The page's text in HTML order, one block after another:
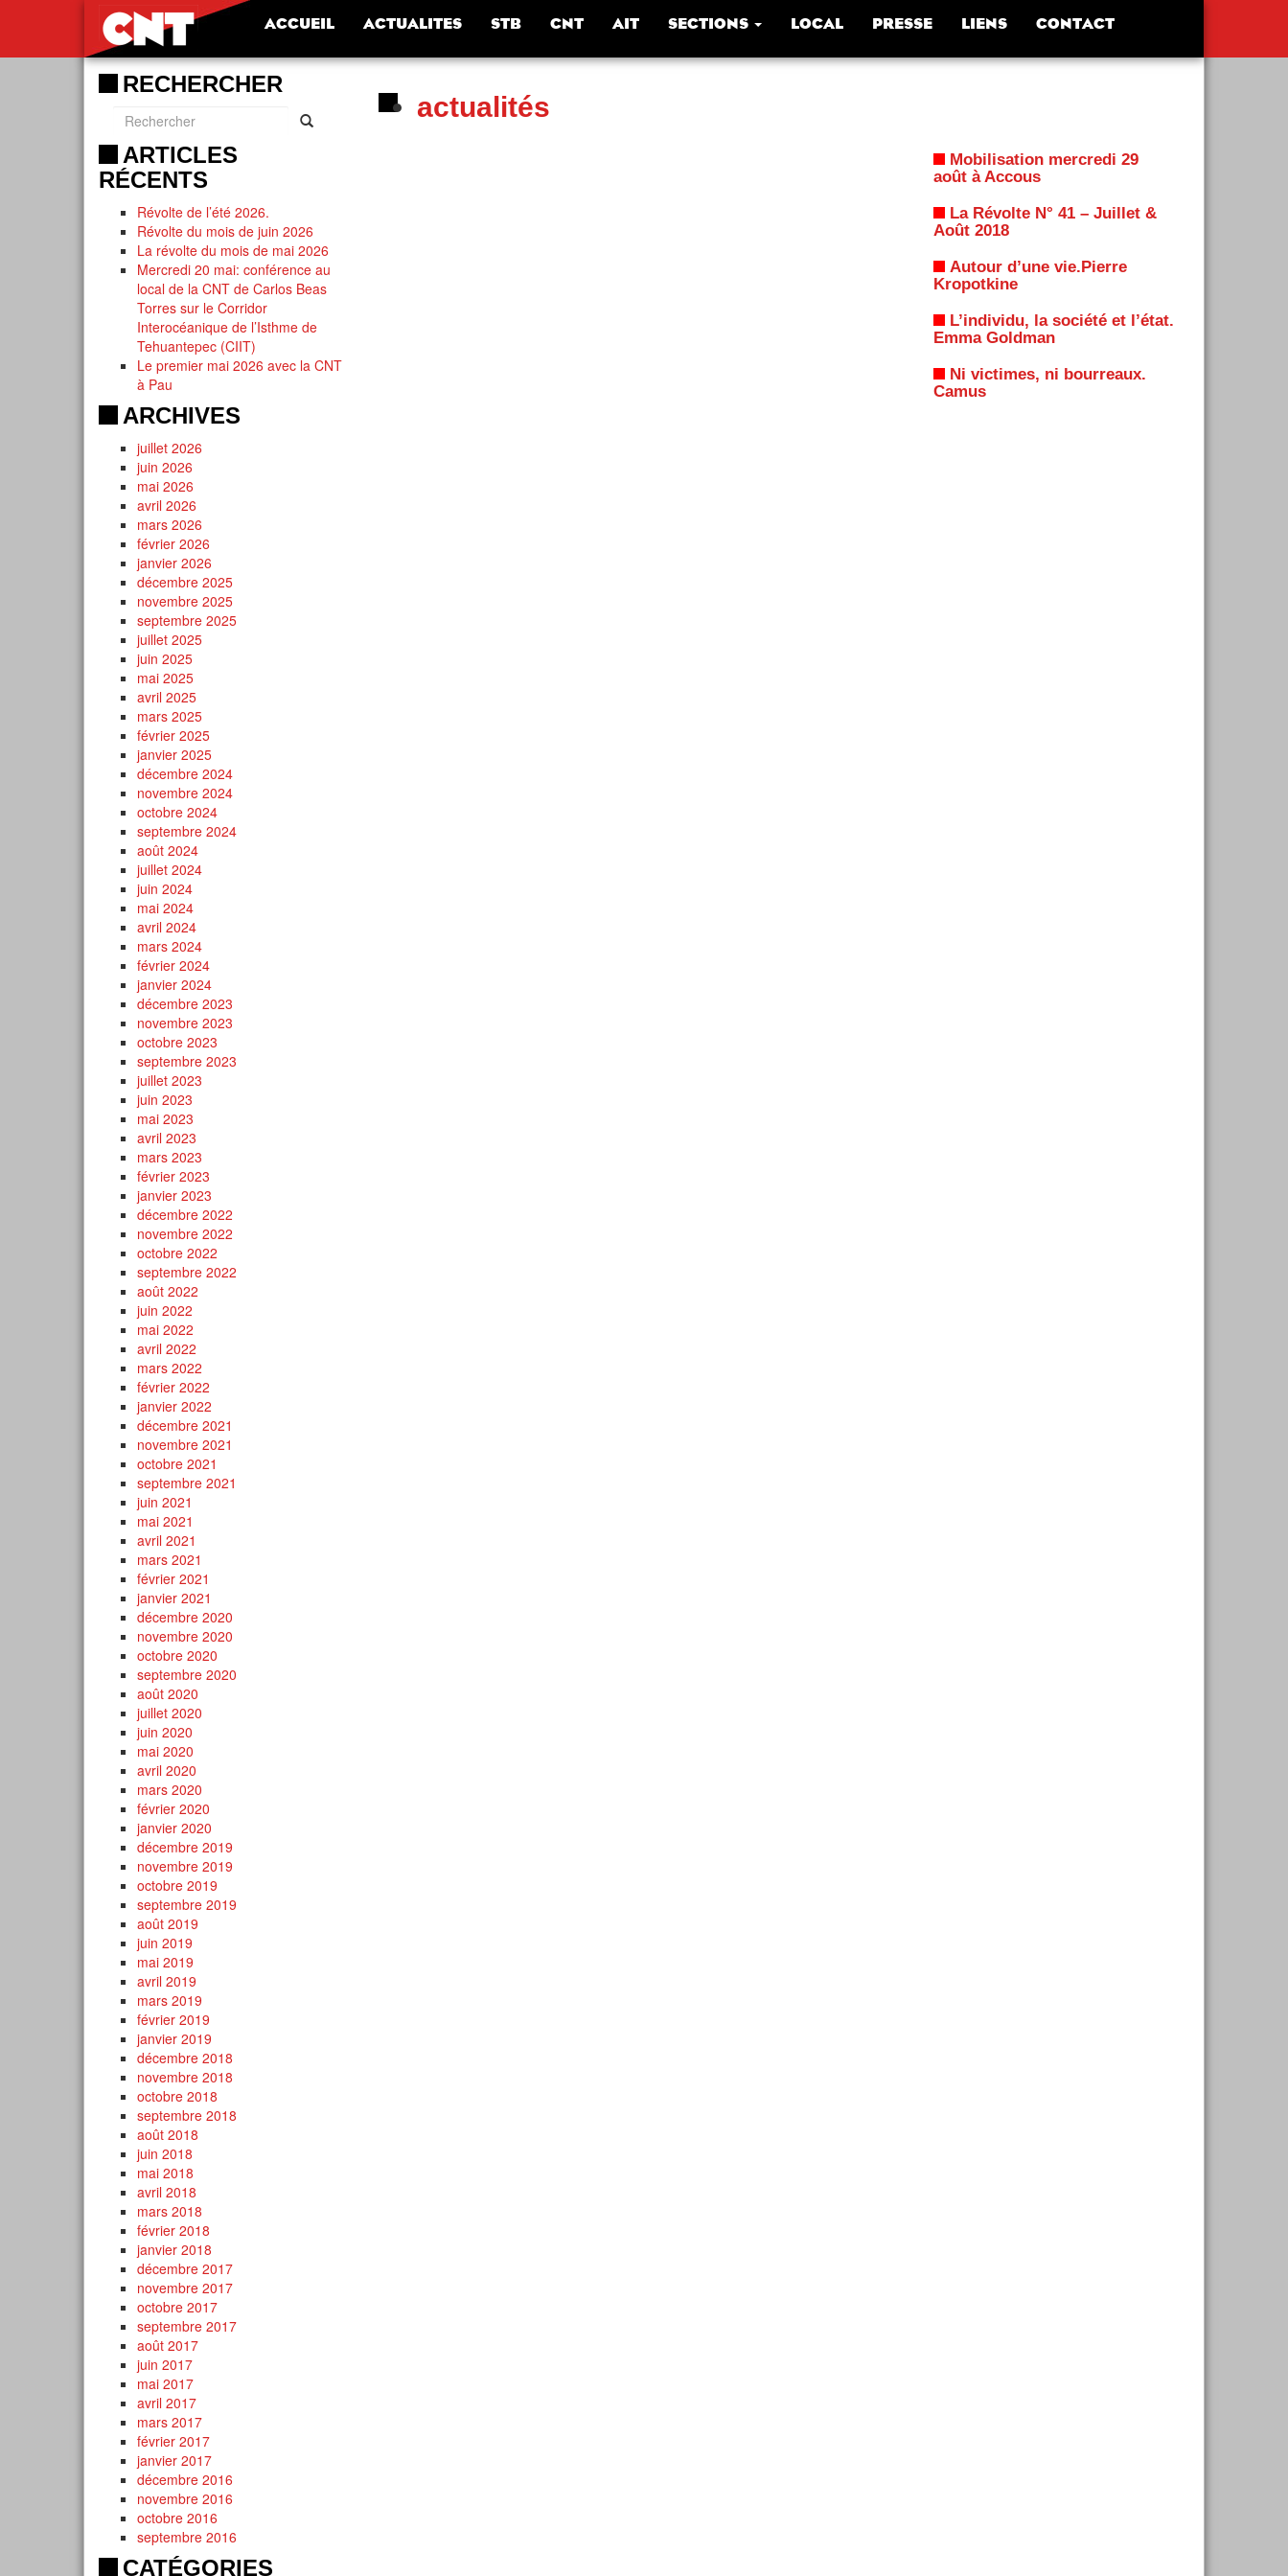
ACCUEIL ACTUALITES STB CNT AIT SECTIONS LOCAL PRESSE LIENS CONTACT
RECHERCHER
ARTICLES
RÉCENTS
Révolte de l’été 2026.
Révolte du mois de juin 2026
La révolte du mois de mai 2026
Mercredi 20 mai: conférence au
local de la CNT de Carlos Beas
Torres sur le Corridor
Interocéanique de l’Isthme de
Tehuantepec (CIIT)
Le premier mai 2026 avec la CNT
à Pau
ARCHIVES
juillet 2026
juin 2026
mai 2026
avril 2026
mars 2026
février 2026
janvier 2026
décembre 2025
novembre 2025
septembre 2025
juillet 2025
juin 2025
mai 2025
avril 2025
mars 2025
février 2025
janvier 2025
décembre 2024
novembre 2024
octobre 2024
septembre 2024
août 2024
juillet 2024
juin 2024
mai 2024
avril 2024
mars 2024
février 2024
janvier 2024
décembre 2023
novembre 2023
octobre 2023
septembre 2023
juillet 2023
juin 2023
mai 2023
avril 2023
mars 2023
février 2023
janvier 2023
décembre 2022
novembre 2022
octobre 2022
septembre 2022
août 2022
juin 2022
mai 2022
avril 2022
mars 2022
février 2022
janvier 2022
décembre 2021
novembre 2021
octobre 2021
septembre 2021
juin 2021
mai 2021
avril 2021
mars 2021
février 2021
janvier 2021
décembre 2020
novembre 2020
octobre 2020
septembre 2020
août 2020
juillet 2020
juin 2020
mai 2020
avril 2020
mars 2020
février 2020
janvier 2020
décembre 2019
novembre 2019
octobre 2019
septembre 2019
août 2019
juin 2019
mai 2019
avril 2019
mars 2019
février 2019
janvier 2019
décembre 2018
novembre 2018
octobre 2018
septembre 2018
août 2018
juin 2018
mai 2018
avril 2018
mars 2018
février 2018
janvier 2018
décembre 2017
novembre 2017
octobre 2017
septembre 2017
août 2017
juin 2017
mai 2017
avril 2017
mars 2017
février 2017
janvier 2017
décembre 2016
novembre 2016
octobre 2016
septembre 2016
CATÉGORIES
actualités
Mobilisation mercredi 29
août à Accous
La Révolte N° 41 – Juillet &
Août 2018
Autour d’une vie.Pierre
Kropotkine
L’individu, la société et l’état.
Emma Goldman
Ni victimes, ni bourreaux.
Camus